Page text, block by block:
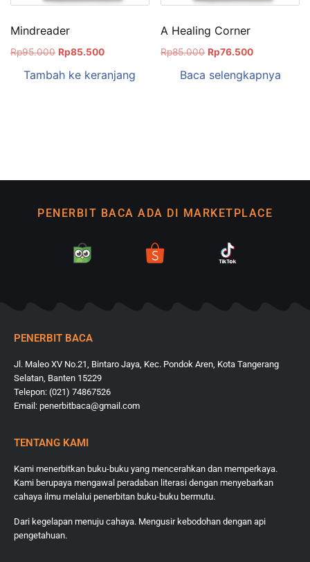
Mindreader
Rp95.000 Rp85.500
Tambah ke keranjang
A Healing Corner
Rp85.000 Rp76.500
Baca selengkapnya
PENERBIT BACA ADA DI MARKETPLACE
PENERBIT BACA
Jl. Maleo XV No.21, Bintaro Jaya, Kec. Pondok Aren, Kota Tangerang
Selatan, Banten 15229
Telepon: (021) 74867526
Email: penerbitbaca@gmail.com
TENTANG KAMI
Kami menerbitkan buku-buku yang mencerahkan dan memperkaya.
Kami berupaya mengawal peradaban literasi dengan menyebarkan
cahaya ilmu melalui penerbitan buku-buku bermutu.
Dari kegelapan menuju cahaya. Mengusir kebodohan dengan api
pengetahuan.